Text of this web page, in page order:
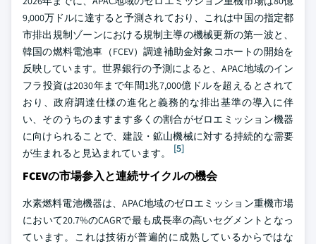
9,000万ドルに達すると予測されており、これは中国の指定都
市排出規制ゾーンにおける規制主導の機械更新の第一波と、
韓国の燃料電池車（FCEV）調達補助金対象コホートの開始を
反映しています。世界銀行の予測によると、APAC地域のイン
フラ投資は2030年まで年間1兆7,000億ドルを超えるとされて
おり、政府調達仕様の進化と義務的な排出基準の導入に伴
い、そのうちのますます多くの割合がゼロエミッション機器
に向けられることで、建設・鉱山機械に対する持続的な需要
が生まれると見込まれています。
[5]
FCEVの市場参入と連続サイクルの機会
水素燃料電池機器は、APAC地域のゼロエミッション重機市場
において20.7%のCAGRで最も成長率の高いセグメントとなっ
ています。これは技術が普遍的に成熟しているからではな